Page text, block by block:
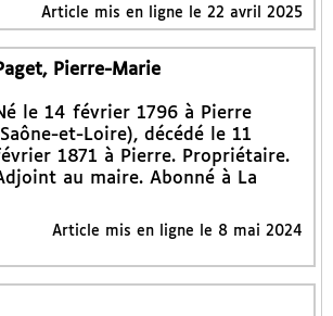
Article mis en ligne le22 avril 2025
Pierre-Marie
le 14 février 1796 à Pierre
et-Loire), décédé le 11
1871 à Pierre. Propriétaire.
au maire. Abonné à La
Article mis en ligne le 8 mai 2024